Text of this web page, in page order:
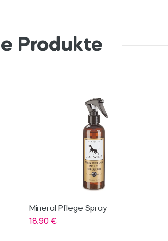
Produkte
Trockenfleisch Ziege
8,50€